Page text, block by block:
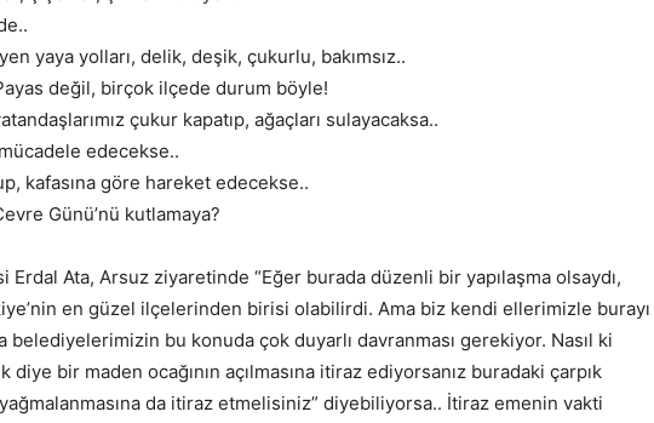
yaya yolları, delik, deşik, çukurlu, bakımsız..
değil, birçok ilçede durum böyle!
çukur kapatıp, ağaçları sulayacaksa..
edecekse..
kafasına göre hareket edecekse..
Günü’nü kutlamaya?
Erdal Ata, Arsuz ziyaretinde “Eğer burada düzenli bir yapılaşma olsaydı,
en güzel ilçelerinden birisi olabilirdi. Ama biz kendi ellerimizle burayı
belediyelerimizin bu konuda çok duyarlı davranması gerekiyor. Nasıl ki
diye bir maden ocağının açılmasına itiraz ediyorsanız buradaki çarpık
yağmalanmasına da itiraz etmelisiniz” diyebiliyorsa.. İtiraz emenin vakti